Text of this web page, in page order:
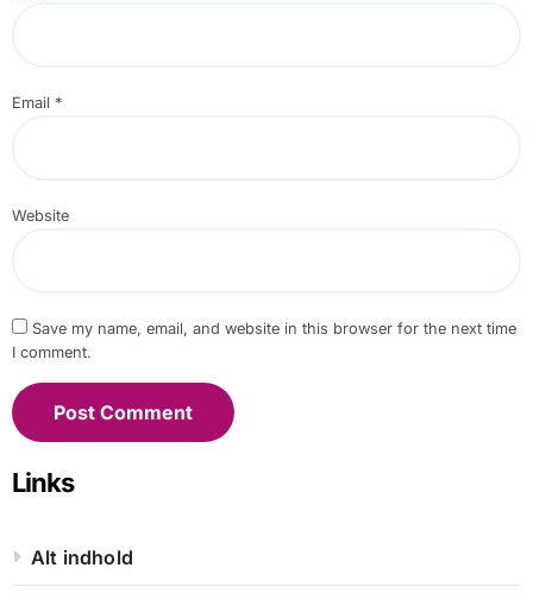
Email *
Website
Save my name, email, and website in this browser for the next time
I comment.
Links
Alt indhold